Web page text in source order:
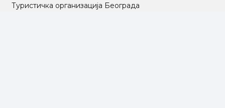
Туристичка организација Београда